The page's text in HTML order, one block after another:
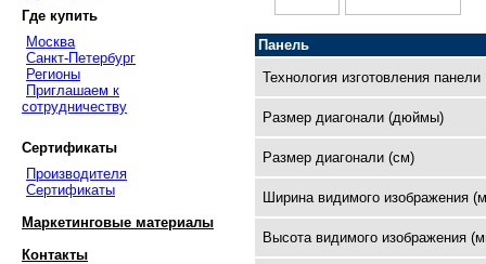
Где купить
Москва
Санкт-Петербург
Регионы
Приглашаем к
сотрудничеству
Сертификаты
Производителя
Сертификаты
Маркетинговые материалы
Контакты
Панель
Технология изготовления панели
Размер диагонали (дюймы)
Размер диагонали (см)
Ширина видимого изображения
Высота видимого изображения